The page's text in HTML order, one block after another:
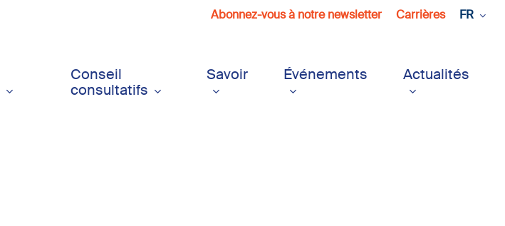
Abonnez-vous à notre newsletter Carrières FR
Conseil
consultatifs
Savoir Événements Actualités